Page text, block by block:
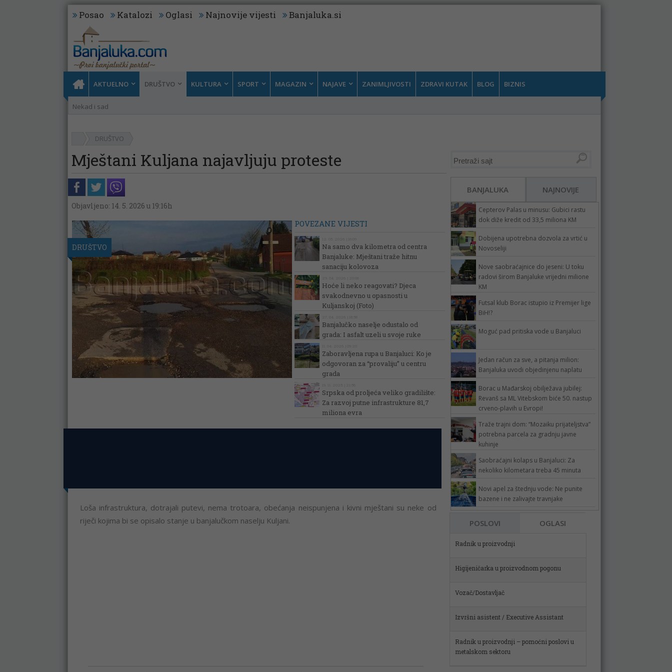
Posao Katalozi Oglasi Najnovije vijesti Banjaluka.si
AKTUELNO DRUŠTVO
Nekad i sad
KULTURA SPORT MAGAZIN NAJAVE ZANIMLJIVOSTI ZDRAVI KUTAK BLOG BIZNIS
DRUŠTVO
Mještani Kuljana najavljuju proteste
Objavljeno: 14. 5. 2026 u 19:16h
DRUŠTVO
POVEZANE VIJESTI
Na samo dva kilometra od centra
Banjaluke: Mještani traže hitnu
sanaciju kolovoza
Hoće li neko reagovati? Djeca
svakodnevno u opasnosti u
Kuljanskoj (Foto)
Banjalučko naselje odustalo od
grada: I asfalt uzeli u svoje ruke
Zaboravljena rupa u Banjaluci: Ko je
odgovoran za “provaliju” u centru
grada
Srpska od proljeća veliko gradilište:
Za razvoj putne infrastrukture 81,7
miliona evra
Loša infrastruktura, dotrajali putevi, nema trotoara, obećanja neispunjena i kivni mještani su neke od
riječi kojima bi se opisalo stanje u banjalučkom naselju Kuljani.
BANJALUKA NAJNOVIJE
Cepterov Palas u minusu: Gubici rastu
dok diže kredit od 33,5 miliona KM
Dobijena upotrebna dozvola za vrtić u
Novoseliji
Nove saobraćajnice do jeseni: U toku
radovi širom Banjaluke vrijedni milione
KM
Futsal klub Borac istupio iz Premijer lige
BiH!?
Moguć pad pritiska vode u Banjaluci
Jedan račun za sve, a pitanja milion:
Banjaluka uvodi objedinjenu naplatu
Borac u Mađarskoj obilježava jubilej:
Revanš sa ML Vitebskom biće 50. nastup
crveno-plavih u Evropi!
Traže trajni dom: “Mozaiku prijateljstva”
potrebna parcela za gradnju javne
kuhinje
Saobraćajni kolaps u Banjaluci: Za
nekoliko kilometara treba 45 minuta
Novi apel za štednju vode: Ne punite
bazene i ne zalivajte travnjake
POSLOVI OGLASI
Higijeničarka u proizvodnom pogonu
Vozač/Dostavljač
Izvršni asistent / Executive Assistant
Radnik u proizvodnji – pomoćni poslovi u
Spremačica